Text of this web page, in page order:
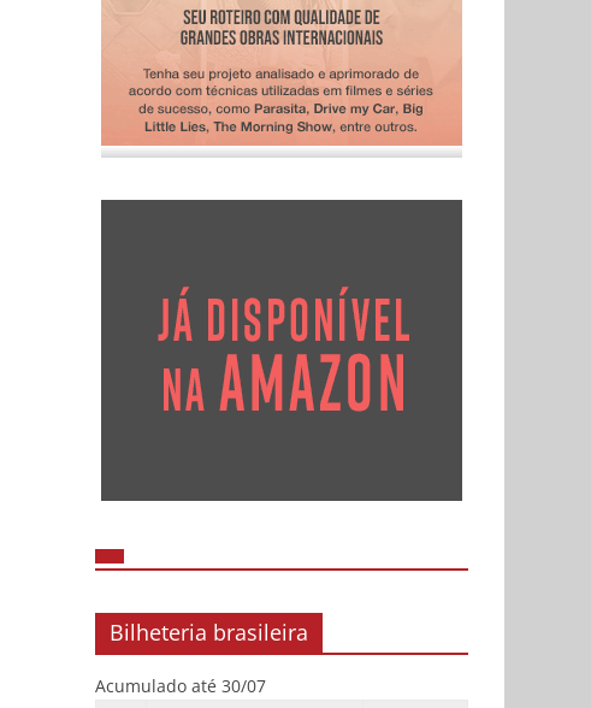
Bilheteria brasileira
Acumulado até 30/07